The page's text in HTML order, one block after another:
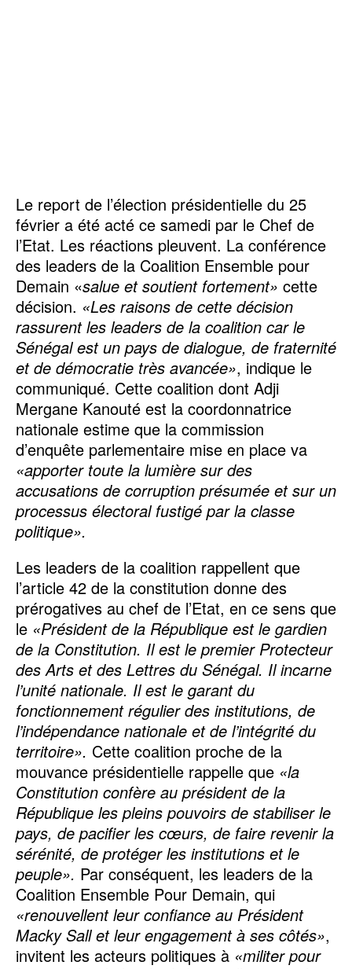
Le report de l’élection présidentielle du 25
février a été acté ce samedi par le Chef de
l’Etat. Les réactions pleuvent. La conférence
des leaders de la Coalition Ensemble pour
Demain «salue et soutient fortement» cette
décision. «Les raisons de cette décision
rassurent les leaders de la coalition car le
Sénégal est un pays de dialogue, de fraternité
et de démocratie très avancée», indique le
communiqué. Cette coalition dont Adji
Mergane Kanouté est la coordonnatrice
nationale estime que la commission
d’enquête parlementaire mise en place va
«apporter toute la lumière sur des
accusations de corruption présumée et sur un
processus électoral fustigé par la classe
politique».
Les leaders de la coalition rappellent que
l’article 42 de la constitution donne des
prérogatives au chef de l’Etat, en ce sens que
le «Président de la République est le gardien
de la Constitution. Il est le premier Protecteur
des Arts et des Lettres du Sénégal. Il incarne
l’unité nationale. Il est le garant du
fonctionnement régulier des institutions, de
l’indépendance nationale et de l’intégrité du
territoire». Cette coalition proche de la
mouvance présidentielle rappelle que «la
Constitution confère au président de la
République les pleins pouvoirs de stabiliser le
pays, de pacifier les cœurs, de faire revenir la
sérénité, de protéger les institutions et le
peuple». Par conséquent, les leaders de la
Coalition Ensemble Pour Demain, qui
«renouvellent leur confiance au Président
Macky Sall et leur engagement à ses côtés»,
invitent les acteurs politiques à «militer pour